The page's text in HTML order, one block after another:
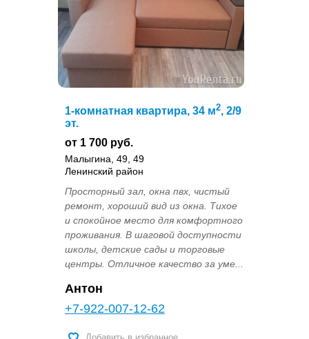
1-комнатная квартира, 34 м2, 2/9
эт.
от 1 700 руб.
Малыгина, 49, 49
Ленинский район
Просторный зал, окна пвх, чистый
ремонт, хороший вид из окна. Тихое
и спокойное место для комфортного
проживания. В шаговой доступности
школы, детские сады и торговые
центры. Отличное качество за уме...
Антон
+7-922-007-12-62